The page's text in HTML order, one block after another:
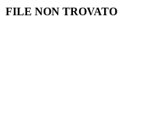
FILE NON TROVATO